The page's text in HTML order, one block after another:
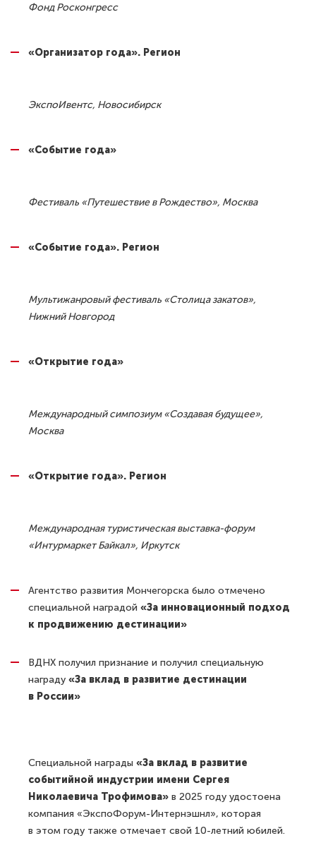
Фонд Росконгресс
«Организатор года». Регион
ЭкспоИвентс, Новосибирск
«Событие года»
Фестиваль «Путешествие в Рождество», Москва
«Событие года». Регион
Мультижанровый фестиваль «Столица закатов»,
Нижний Новгород
«Открытие года»
Международный симпозиум «Создавая будущее»,
Москва
«Открытие года». Регион
Международная туристическая выставка-форум
«Интурмаркет Байкал», Иркутск
Агентство развития Мончегорска было отмечено
специальной наградой «За инновационный подход
к продвижению дестинации»
ВДНХ получил признание и получил специальную
награду «За вклад в развитие дестинации
в России»
Специальной награды «За вклад в развитие
событийной индустрии имени Сергея
Николаевича Трофимова» в 2025 году удостоена
компания «ЭкспоФорум-Интернэшнл», которая
в этом году также отмечает свой 10-летний юбилей.